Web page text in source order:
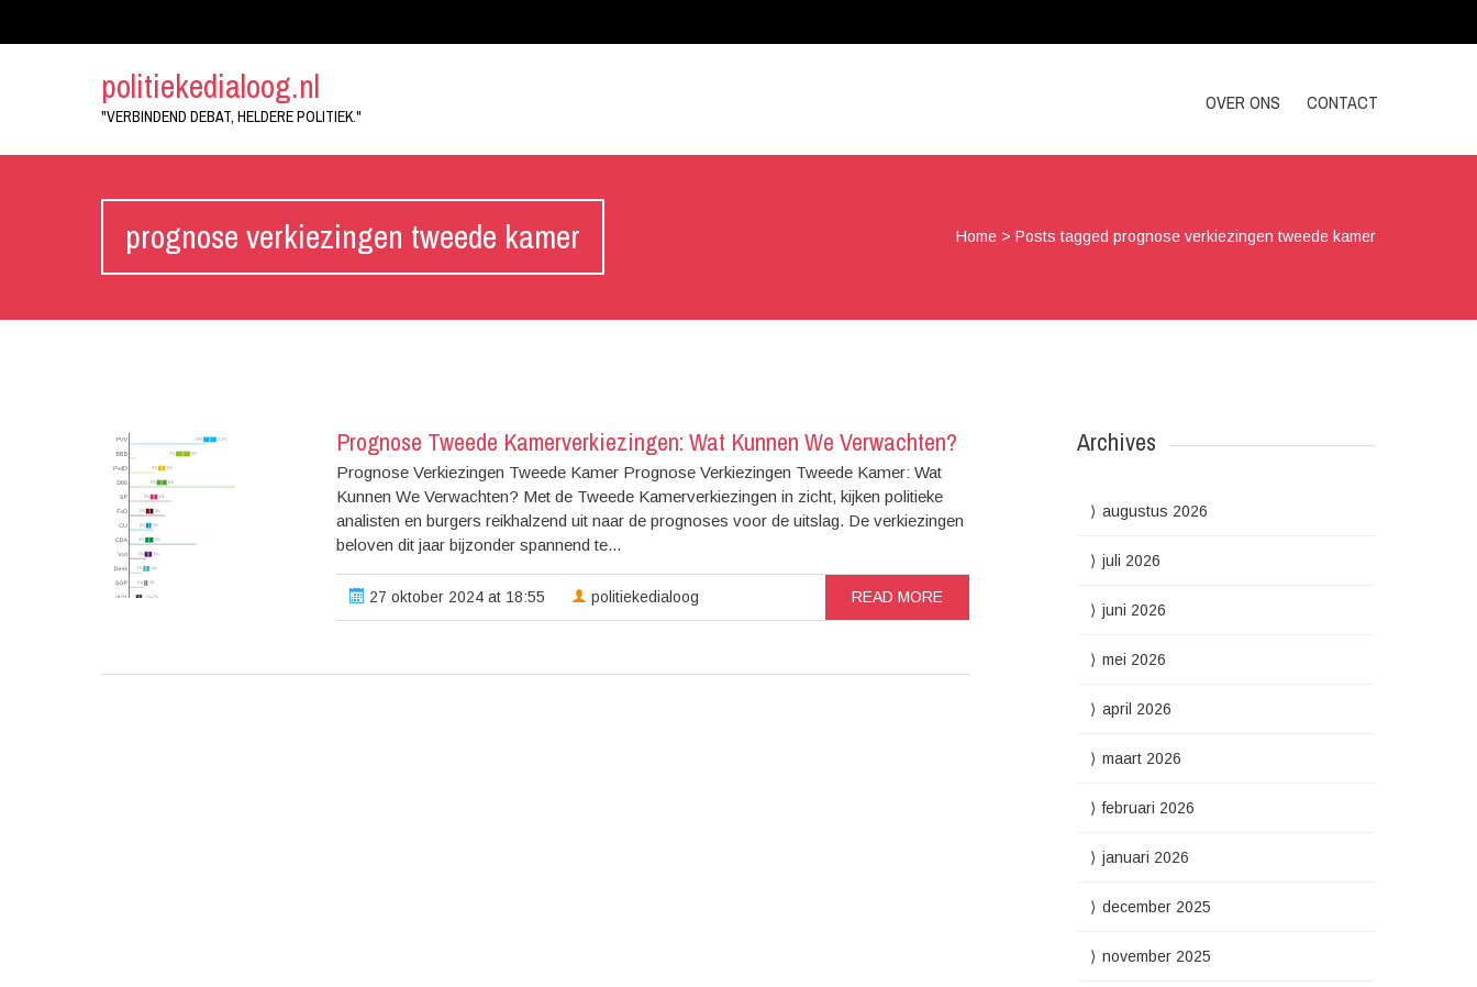
politiekedialoog.nl
"VERBINDEND DEBAT, HELDERE POLITIEK."
OVER ONS CONTACT
prognose verkiezingen tweede kamer Home >Posts tagged prognose verkiezingen tweede kamer
Prognose Tweede Kamerverkiezingen: Wat Kunnen We Verwachten?
Prognose Verkiezingen Tweede Kamer Prognose Verkiezingen Tweede Kamer: Wat
Kunnen We Verwachten? Met de Tweede Kamerverkiezingen in zicht, kijken politieke
analisten en burgers reikhalzend uit naar de prognoses voor de uitslag. De verkiezingen
beloven dit jaar bijzonder spannend te...
27 oktober 2024 at 18:55 politiekedialoog READ MORE
Archives
augustus 2026
juli 2026
juni 2026
mei 2026
april 2026
maart 2026
februari 2026
januari 2026
december 2025
november 2025